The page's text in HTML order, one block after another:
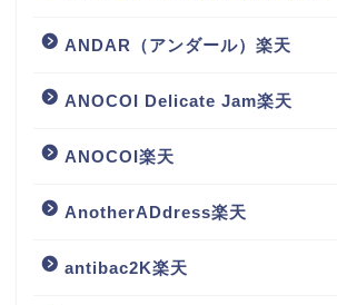
ANDAR（アンダール）楽天
ANOCOI Delicate Jam楽天
ANOCOI楽天
AnotherADdress楽天
antibac2K楽天